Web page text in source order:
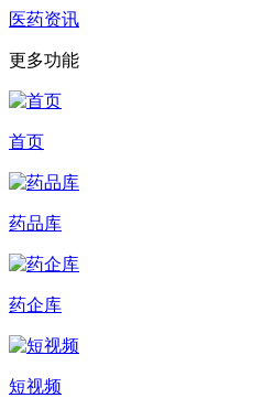
医药资讯
更多功能
首页
药品库
药企库
短视频